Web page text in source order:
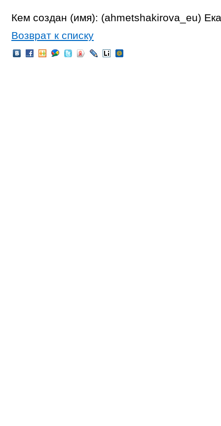
Кем создан (имя): (ahmetshakirova_eu)
Возврат к списку